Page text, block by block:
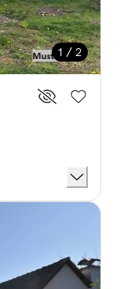
1 / 2